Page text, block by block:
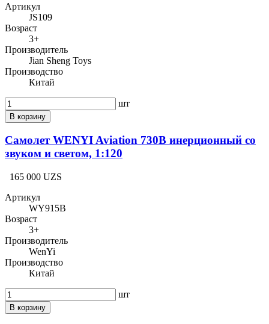
Артикул
JS109
Возраст
3+
Производитель
Jian Sheng Toys
Производство
Китай
шт
В корзину
Самолет WENYI Aviation 730B инерционный со
звуком и светом, 1:120
165 000 UZS
Артикул
WY915B
Возраст
3+
Производитель
WenYi
Производство
Китай
шт
В корзину